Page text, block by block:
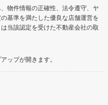
物件情報の正確性、法令遵守、ヤ
基準を満たした優良な店舗運営を
当該認定を受けた不動産会社の取
ップが開きます。